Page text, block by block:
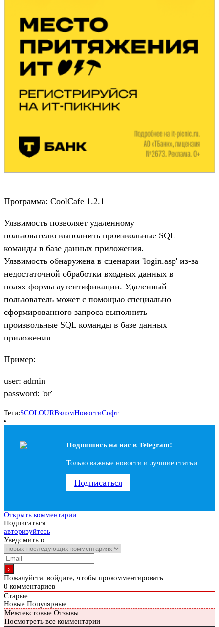
Программа: CoolCafe 1.2.1
Уязвимость позволяет удаленному
пользователю выполнить произвольные SQL
команды в базе данных приложения.
Уязвимость обнаружена в сценарии 'login.asp' из-за
недостаточной обработки входных данных в
полях формы аутентификации. Удаленный
пользователь может с помощью специально
сформированного запроса выполнить
произвольные SQL команды в базе данных
приложения.
Пример:
user: admin
password: 'or'
Теги:SCOLOURВзломНовостиСофт
Подпишись на наc в Telegram!
Только важные новости и лучшие статьи
Подписаться
Открыть комментарии
Подписаться
авторизуйтесь
Уведомить о
Пожалуйста, войдите, чтобы прокомментировать
0 комментариев
Старые
Новые Популярные
Межтекстовые Отзывы
Посмотреть все комментарии